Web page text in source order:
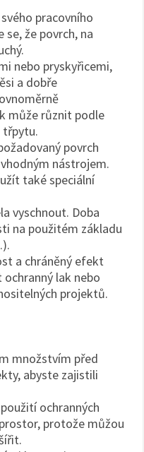
pracovního
že povrch, na
nebo pryskyřicemi,
a dobře
může různit podle
třpytu.
povrch
nástrojem.
také speciální
vyschnout. Doba
na použitém základu
a chráněný efekt
lak nebo
projektů.
množstvím před
abyste zajistili
ochranných
protože můžou